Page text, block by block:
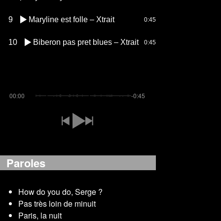
9 Maryline est folle – Xtrait 0:45
10 Biberon pas pret blues – Xtrait 0:45
00:00 -0:45
Paroles
How do you do, Serge ?
Pas très loin de minuit
Paris, la nuit